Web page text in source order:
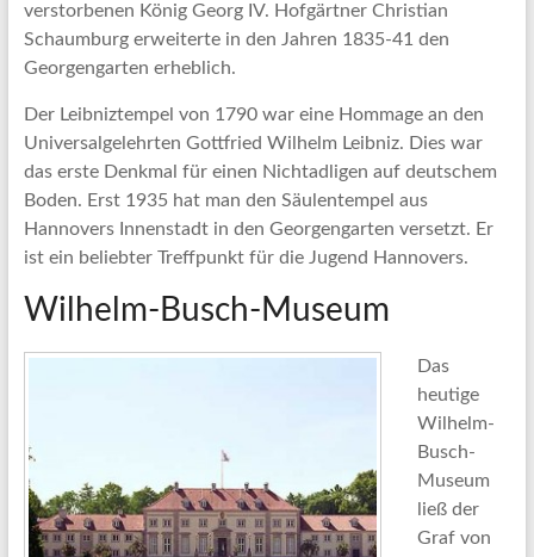
verstorbenen König Georg IV. Hofgärtner Christian
Schaumburg erweiterte in den Jahren 1835-41 den
Georgengarten erheblich.
Der Leibniztempel von 1790 war eine Hommage an den
Universalgelehrten Gottfried Wilhelm Leibniz. Dies war
das erste Denkmal für einen Nichtadligen auf deutschem
Boden. Erst 1935 hat man den Säulentempel aus
Hannovers Innenstadt in den Georgengarten versetzt. Er
ist ein beliebter Treffpunkt für die Jugend Hannovers.
Wilhelm-Busch-Museum
Das
heutige
Wilhelm-
Busch-
Museum
ließ der
Graf von